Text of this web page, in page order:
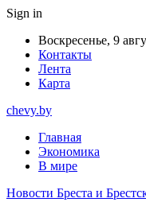
Sign in
Воскресенье, 9
Контакты
Лента
Карта
chevy.by
Главная
Экономика
В мире
Новости Бреста и